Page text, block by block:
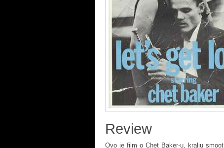
Review
Ovo je film o Chet Baker-u, kralju